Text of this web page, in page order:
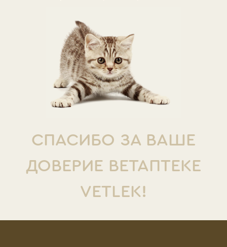
СПАСИБО ЗА ВАШЕ
ДОВЕРИЕ ВЕТАПТЕКЕ
VETLEK!